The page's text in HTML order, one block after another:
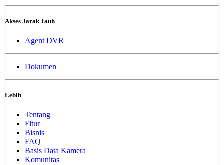
Akses Jarak Jauh
Agent DVR
Dokumen
Lebih
Tentang
Fitur
Bisnis
FAQ
Basis Data Kamera
Komunitas